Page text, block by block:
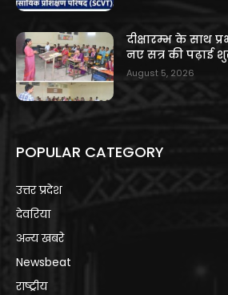
दीक्षारम्भ के साथ
नए सत्र की पढ़ाई
August 5, 2026
POPULAR CATEGORY
उत्तर प्रदेश
देवरिया
अन्य खबरे
Newsbeat
राष्ट्रीय